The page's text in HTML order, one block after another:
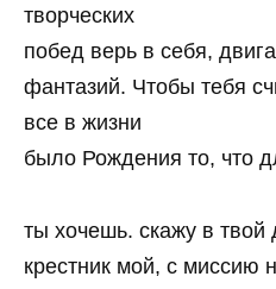
творческих
побед верь в себя,
фантазий. Чтобы тебя
все в жизни
было Рождения то, что
ты хочешь. скажу в
крестник мой, с миссию